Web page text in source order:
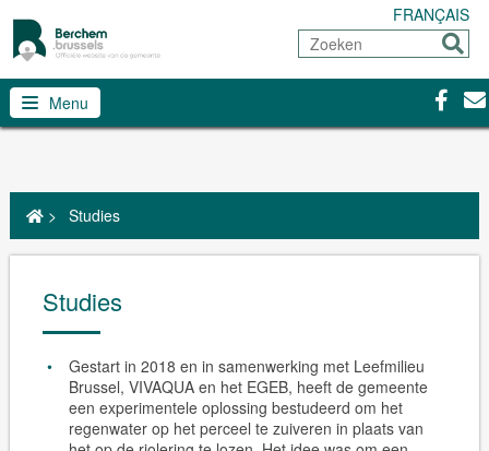
FRANÇAIS
Zoeken
Sturen
Menu
> Studies
Studies
Gestart in 2018 en in samenwerking met Leefmilieu
Brussel, VIVAQUA en het EGEB, heeft de gemeente
een experimentele oplossing bestudeerd om het
regenwater op het perceel te zuiveren in plaats van